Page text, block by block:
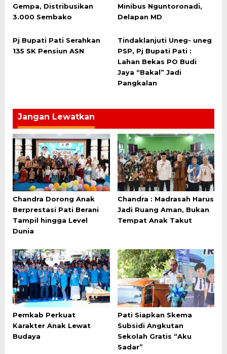
Gempa, Distribusikan
3.000 Sembako
Minibus Nguntoronadi,
Delapan MD
Pj Bupati Pati Serahkan
135 SK Pensiun ASN
Tindaklanjuti Uneg- uneg
PSP, Pj Bupati Pati :
Lahan Bekas PO Budi
Jaya “Bakal” Jadi
Pangkalan
Jangan Lewatkan
Chandra Dorong Anak
Berprestasi Pati Berani
Tampil hingga Level
Dunia
Chandra : Madrasah Harus
Jadi Ruang Aman, Bukan
Tempat Anak Takut
Pemkab Perkuat
Karakter Anak Lewat
Budaya
Pati Siapkan Skema
Subsidi Angkutan
Sekolah Gratis “Aku
Sadar”